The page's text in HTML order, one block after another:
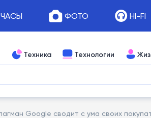
ЧАСЫ ФОТО HI-FI
Техника Технологии
Google сводит с ума своих